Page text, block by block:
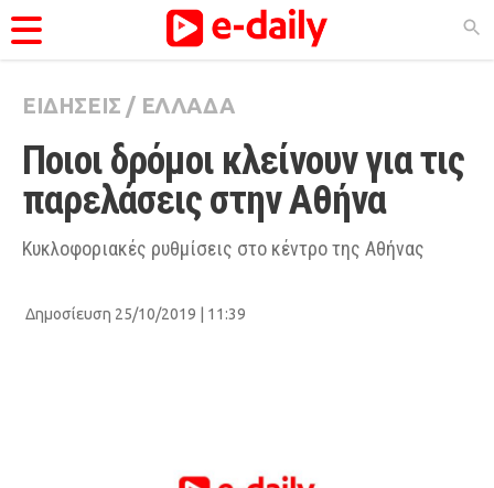
ΚΑΤΗΓΟΡΊΕΣ
Ειδήσεις
Θέματα
Videos
Viral
ΕΙΔΗΣΕΙΣ / ΕΛΛΑΔΑ
Ποιοι δρόμοι κλείνουν για τις
παρελάσεις στην Αθήνα
Κυκλοφοριακές ρυθμίσεις στο κέντρο της Αθήνας
Δημοσίευση 25/10/2019 | 11:39